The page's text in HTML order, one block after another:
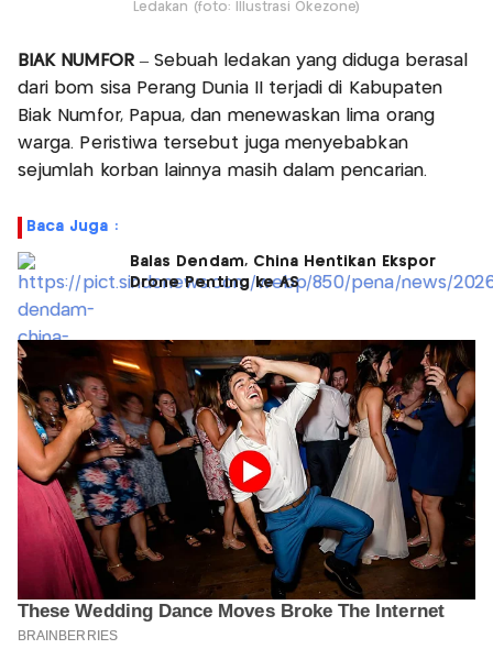
Ledakan (foto: Illustrasi Okezone)
BIAK NUMFOR– Sebuah ledakan yang diduga berasal
dari bom sisa Perang Dunia II terjadi di Kabupaten
Biak Numfor, Papua, dan menewaskan lima orang
warga. Peristiwa tersebut juga menyebabkan
sejumlah korban lainnya masih dalam pencarian.
Baca Juga :
Balas Dendam, China Hentikan Ekspor
Drone Penting ke AS